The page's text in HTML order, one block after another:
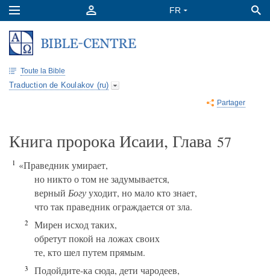
Toute la Bible
Traduction de Koulakov (ru)
Partager
Книга пророка Исаии, Глава 57
1 «Праведник умирает,
но никто о том не задумывается,
верный Богууходит, но мало кто знает,
что так праведник ограждается от зла.
2
Мирен исход таких,
обретут покой на ложах своих
те, кто шел путем прямым.
3
Подойдите-ка сюда, дети чародеев,